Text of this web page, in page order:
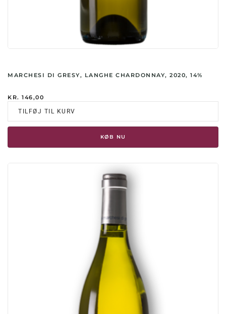
MARCHESI DI GRESY, LANGHE CHARDONNAY, 2020, 14%
KR. 146,00
TILFØJ TIL KURV
KØB NU